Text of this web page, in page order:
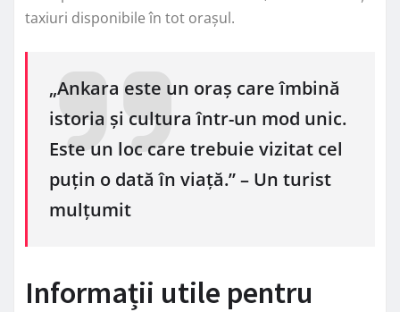
taxiuri disponibile în tot orașul.
„Ankara este un oraș care îmbină
istoria și cultura într-un mod unic.
Este un loc care trebuie vizitat cel
puțin o dată în viață.” – Un turist
mulțumit
Informații utile pentru